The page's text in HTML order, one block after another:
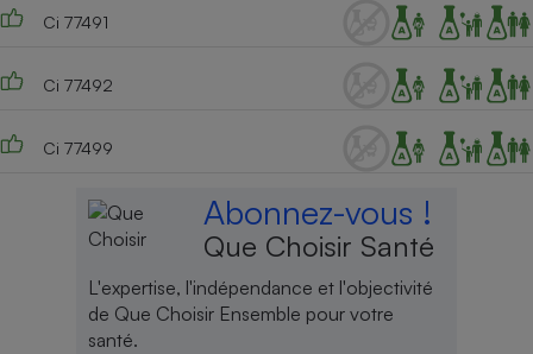
Ci 77491
Ci 77492
Ci 77499
Abonnez-vous !
Que Choisir Santé
L'expertise, l'indépendance et l'objectivité
de Que Choisir Ensemble pour votre
santé.